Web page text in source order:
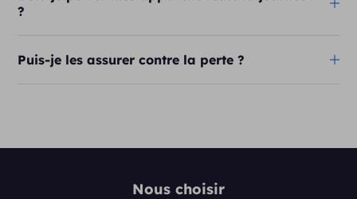
?
Puis-je les assurer contre la perte ?
Nous choisir